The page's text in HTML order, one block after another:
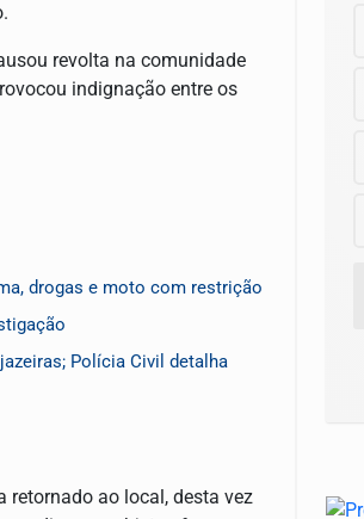
revolta na comunidade
indignação entre os
drogas e moto com restrição
Polícia Civil detalha
retornado ao local, desta vez